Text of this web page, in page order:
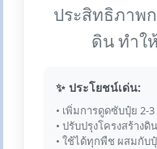
ประสิทธิภาพ
ดิน ทำใ
✨ ประโยชน์เด่น:
• เพิ่มการดูดซับปุ๋ย 2-3
• ปรับปรุงโครงสร้างดิน
• ใช้ได้ทุกพืช ผสมกับ